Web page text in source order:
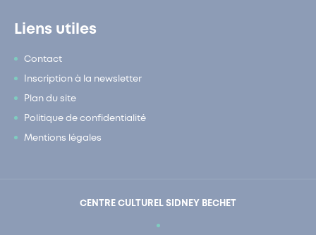
Liens utiles
Contact
Inscription à la newsletter
Plan du site
Politique de confidentialité
Mentions légales
CENTRE CULTUREL SIDNEY BECHET